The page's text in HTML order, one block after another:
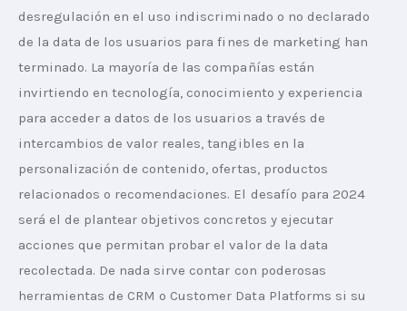
desregulación en el uso indiscriminado o no declarado
de la data de los usuarios para fines de marketing han
terminado. La mayoría de las compañías están
invirtiendo en tecnología, conocimiento y experiencia
para acceder a datos de los usuarios a través de
intercambios de valor reales, tangibles en la
personalización de contenido, ofertas, productos
relacionados o recomendaciones. El desafío para 2024
será el de plantear objetivos concretos y ejecutar
acciones que permitan probar el valor de la data
recolectada. De nada sirve contar con poderosas
herramientas de CRM o Customer Data Platforms si su